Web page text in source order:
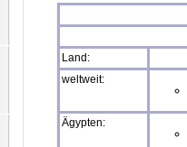
Land:
weltweit:
Ägypten: